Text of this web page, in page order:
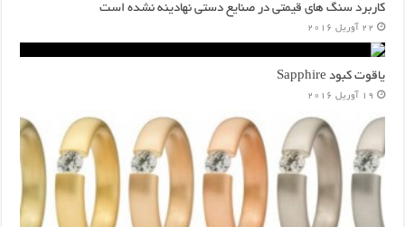
کاربرد سنگ های قیمتی در صنایع دستی نهادینه نشده است
22 آوریل 2016
یاقوت کبود Sapphire
19 آوریل 2016